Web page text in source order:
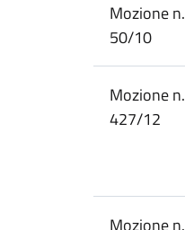
Mozione n.
50/10
Mozione n.
427/12
Mozione n.